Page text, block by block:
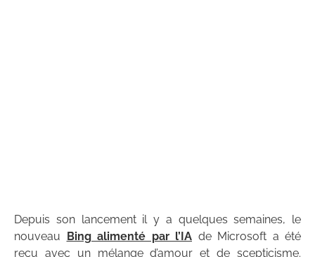
Depuis son lancement il y a quelques semaines, le
nouveau Bing alimenté par l’IA de Microsoft a été
reçu avec un mélange d’amour et de scepticisme.